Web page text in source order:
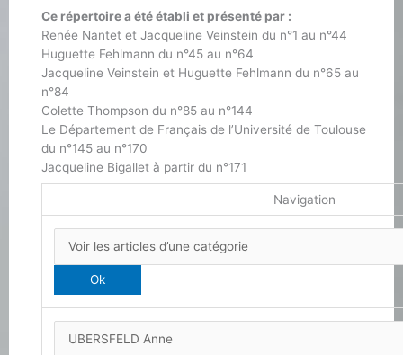
Ce répertoire a été établi et présenté par :
Renée Nantet et Jacqueline Veinstein du n°1 au n°44
Huguette Fehlmann du n°45 au n°64
Jacqueline Veinstein et Huguette Fehlmann du n°65 au
n°84
Colette Thompson du n°85 au n°144
Le Département de Français de l’Université de Toulouse
du n°145 au n°170
Jacqueline Bigallet à partir du n°171
Navigation